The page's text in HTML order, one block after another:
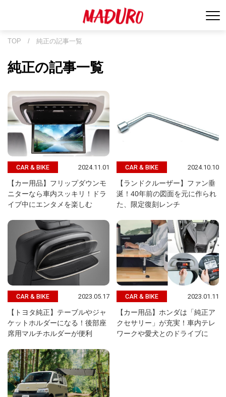
TOP / 純正の記事一覧
純正の記事一覧
CAR & BIKE 2024.11.01
【カー用品】フリップダウンモ
ニターなら車内スッキリ！ドラ
イブ中にエンタメを楽しむ
CAR & BIKE 2024.10.10
【ランドクルーザー】ファン垂
涎！40年前の図面を元に作られ
た、限定復刻レンチ
CAR & BIKE 2023.05.17
【トヨタ純正】テーブルやジャ
ケットホルダーになる！後部座
席用マルチホルダーが便利
CAR & BIKE 2023.01.11
【カー用品】ホンダは「純正ア
クセサリー」が充実！車内テレ
ワークや愛犬とのドライブに